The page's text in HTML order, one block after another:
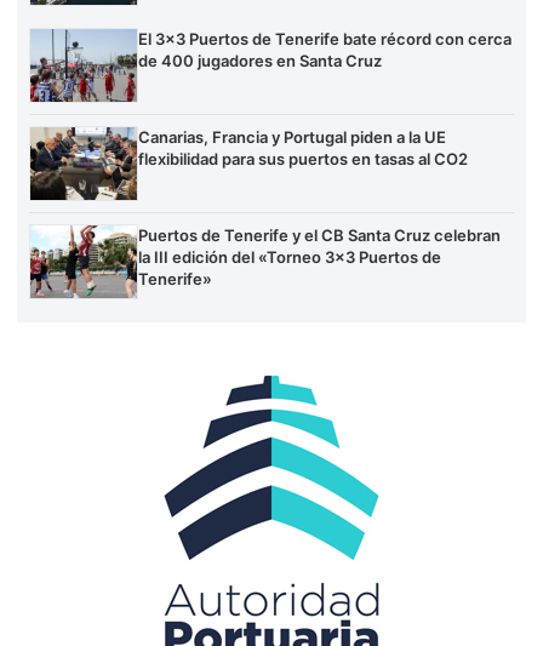
El 3×3 Puertos de Tenerife bate récord con cerca
de 400 jugadores en Santa Cruz
Canarias, Francia y Portugal piden a la UE
flexibilidad para sus puertos en tasas al CO2
Puertos de Tenerife y el CB Santa Cruz celebran
la III edición del «Torneo 3×3 Puertos de
Tenerife»